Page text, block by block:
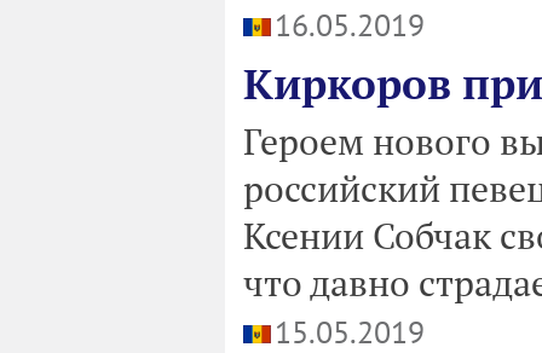
16.05.2019
Киркоров
Героем нового
российский
Ксении Собчак
что давно
15.05.2019